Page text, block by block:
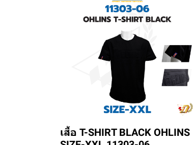
เสื้อ T-SHIRT BLACK OHLINS